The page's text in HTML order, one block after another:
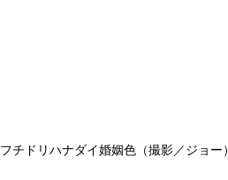
フチドリハナダイ婚姻色（撮影／ジョー）